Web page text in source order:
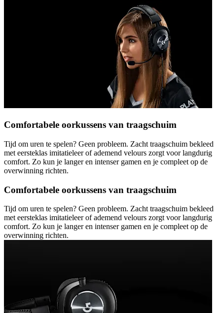
Comfortabele oorkussens van traagschuim
Tijd om uren te spelen? Geen probleem. Zacht traagschuim bekleed
met eersteklas imitatieleer of ademend velours zorgt voor langdurig
comfort. Zo kun je langer en intenser gamen en je compleet op de
overwinning richten.
Comfortabele oorkussens van traagschuim
Tijd om uren te spelen? Geen probleem. Zacht traagschuim bekleed
met eersteklas imitatieleer of ademend velours zorgt voor langdurig
comfort. Zo kun je langer en intenser gamen en je compleet op de
overwinning richten.